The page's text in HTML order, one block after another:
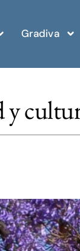
Gradiva
y